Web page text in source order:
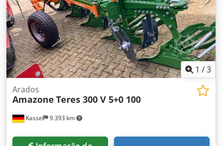
1 /3
Kassel 9.393 km
Arados
Amazone Teres 300 V 5+0 100